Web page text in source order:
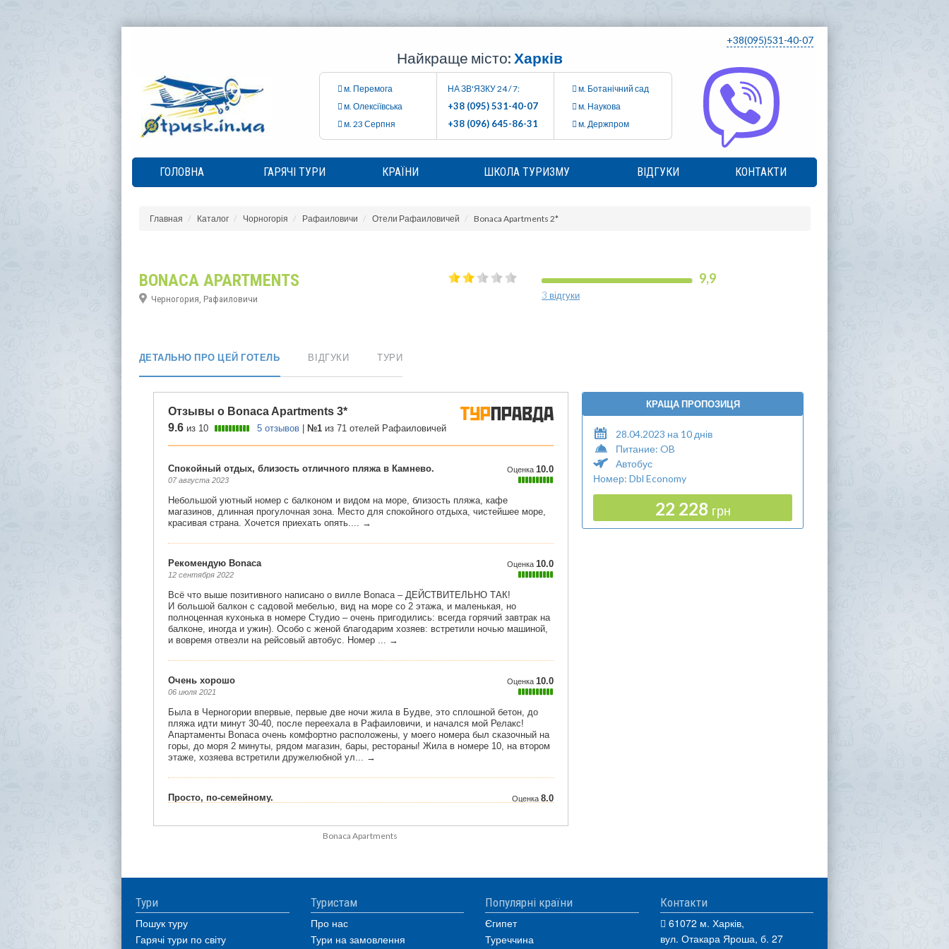
+38(095)531-40-07
Найкраще місто: Харків
м. Перемога
м. Олексіївська
м. 23 Серпня
НА ЗВ'ЯЗКУ 24 / 7:
+38 (095) 531-40-07
+38 (096) 645-86-31
м. Ботанічний сад
м. Наукова
м. Держпром
ГОЛОВНА ГАРЯЧІ ТУРИ КРАЇНИ ШКОЛА ТУРИЗМУ ВІДГУКИ КОНТАКТИ
Главная Каталог Чорногорія Рафаиловичи Отели Рафаиловичей Bonaca Apartments 2*
BONACA APARTMENTS
Черногория, Рафаиловичи
9,9
3 відгуки
ДЕТАЛЬНО ПРО ЦЕЙ ГОТЕЛЬ ВІДГУКИ ТУРИ
Bonaca Apartments
КРАЩА ПРОПОЗИЦЯ
28.04.2023 на 10 днів
Питание: OB
Автобус
Номер: Dbl Economy
22 228 грн
Тури
Пошук туру
Гарячі тури по світу
Туристам
Про нас
Тури на замовлення
Популярні країни
Єгипет
Туреччина
Контакти
61072 м. Харків,
вул. Отакара Яроша, б. 27